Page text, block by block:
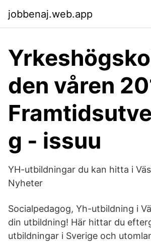
jobbenaj.web.app
den våren
g - issuu
YH-utbildningar du kan hitta i
Nyheter
Socialpedagog, Yh-utbildning i
din utbildning! Här hittar du
utbildningar i Sverige och